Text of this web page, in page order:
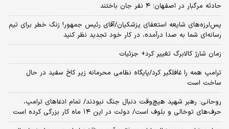
حادثه مرگبار در اصفهان؛ ۴ نفر جان باختند
پس‌لرزه‌های شایعه استعفای پزشکیان/آقای رئیس جمهور! زنگ خطر برای تیم
رسانه‌ای شما به صدا درآمده، در کار خود تجدید نظر کنید
زمان شارژ کالابرگ تغییر کرد+ جزئیات
ترامپ همه را غافلگیر کرد/پایگاه نظامی محرمانه زیر کاخ سفید در حال
ساخت است
روحانی: رهبر شهید هیچ‌وقت دنبال جنگ نبودند/ تمام ادعاهای ترامپ،
حرف‌های توخالی و بلوف است/ دولت در این ۱۴ ماه کار بزرگی کرده است